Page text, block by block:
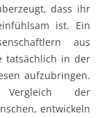
dass ihr
ist. Ein
aus
tatsächlich in der
aufzubringen.
Vergleich der
entwickeln